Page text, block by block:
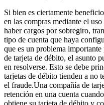
Si bien es ciertamente
en las compras mediante el
haber cargos por sobregiro,
tipo de cuenta que haya
que es un problema
de tarjeta de débito, el asunto
en resolverse. Esto se debe
tarjetas de débito tienden a no
el fraude.Una compañía de
retención en una cuenta
obtiene su tarjeta de débito y